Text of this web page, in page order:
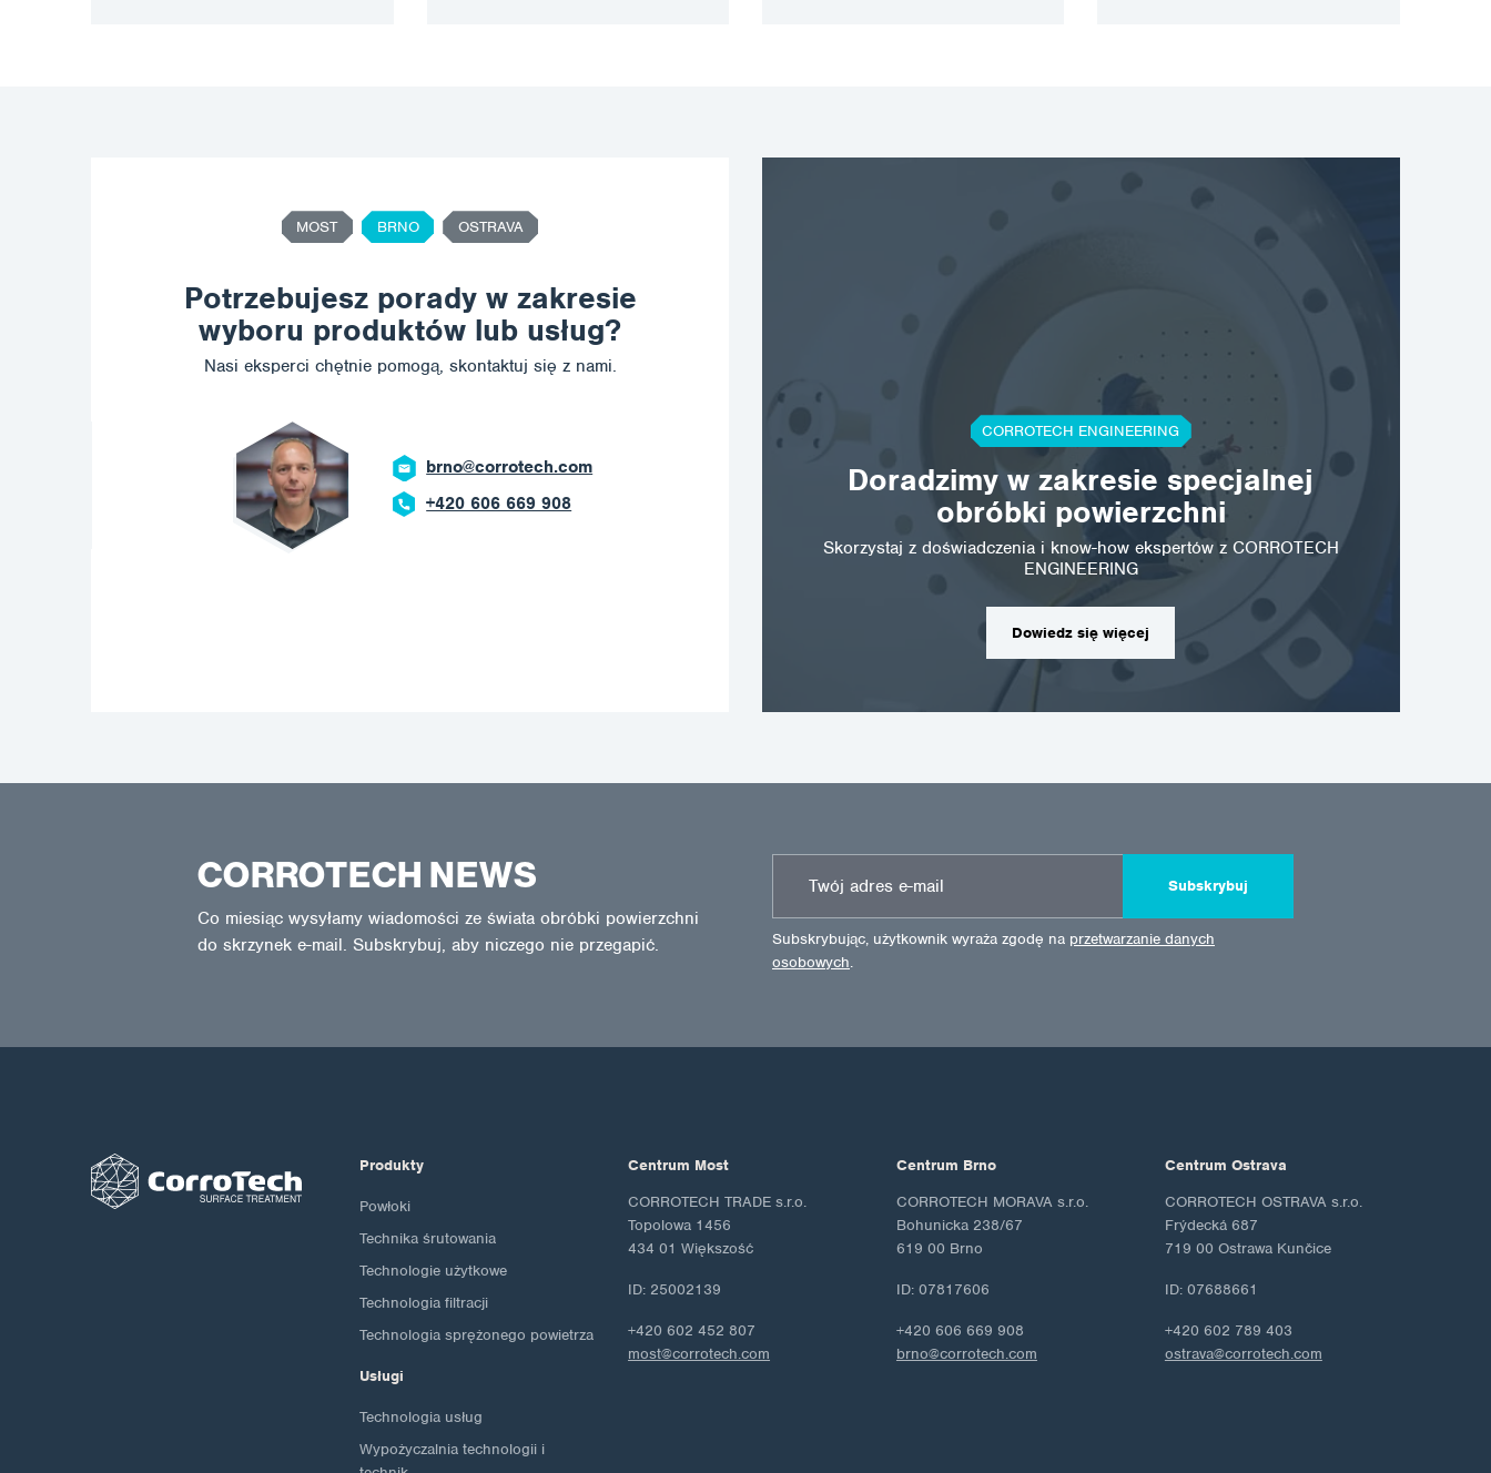
MOST BRNO OSTRAVA
Potrzebujesz porady w zakresie
wyboru produktów lub usług?
Nasi eksperci chętnie pomogą, skontaktuj się z nami.
ostrava@corrotech.com
+420 602 789 403
CORROTECH ENGINEERING
Doradzimy w zakresie specjalnej
obróbki powierzchni
Skorzystaj z doświadczenia i know-how ekspertów z CORROTECH
ENGINEERING
Dowiedz się więcej
CORROTECH NEWS
Co miesiąc wysyłamy wiadomości ze świata obróbki powierzchni
do skrzynek e-mail. Subskrybuj, aby niczego nie przegapić.
Subskrybuj
Subskrybując, użytkownik wyraża zgodę na przetwarzanie danych
osobowych.
Produkty
Powłoki
Technika śrutowania
Technologie użytkowe
Technologia filtracji
Technologia sprężonego powietrza
Usługi
Technologia usług
Wypożyczalnia technologii i
Centrum Most
CORROTECH TRADE s.r.o.
Topolowa 1456
434 01 Większość
ID: 25002139
+420 602 452 807
most@corrotech.com
Centrum Brno
CORROTECH MORAVA s.r.o.
Bohunicka 238/67
619 00 Brno
ID: 07817606
+420 606 669 908
brno@corrotech.com
Centrum Ostrava
CORROTECH OSTRAVA s.r.o.
Frýdecká 687
719 00 Ostrawa Kunčice
ID: 07688661
+420 602 789 403
ostrava@corrotech.com